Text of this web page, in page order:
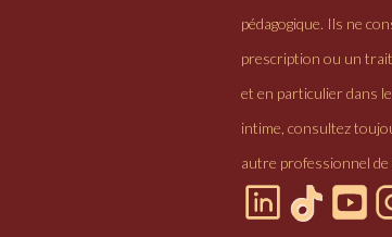
pédagogique. Ils ne
prescription ou un
et en particulier dans
intime, consultez
autre professionnel